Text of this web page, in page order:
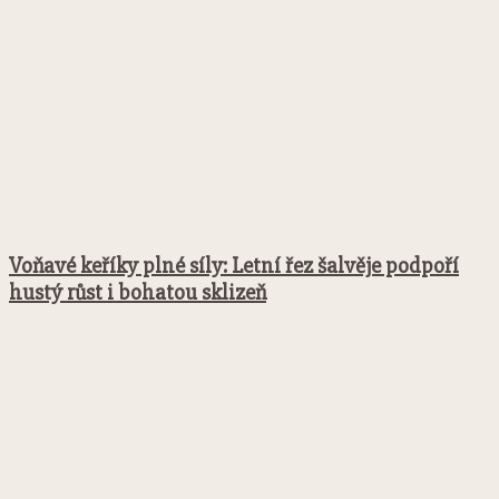
Voňavé keříky plné síly: Letní řez šalvěje podpoří
hustý růst i bohatou sklizeň